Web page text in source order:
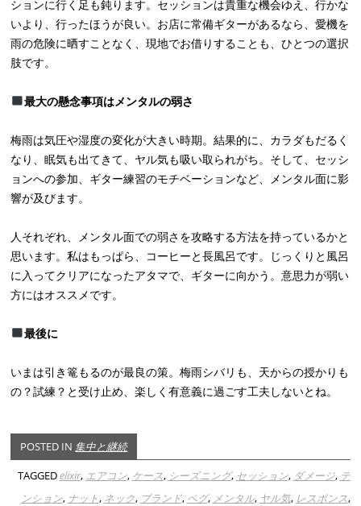
ションに行く足も鈍ります。セッションは貴重な機会ゆえ、行かな
いより、行ったほうが良い。お店に常備ギターがあるなら、愛機を
雨の危険に晒すことなく、現地でお借りすることも、ひとつの選択
肢です。
最大の懸念事項はメンタルの弱さ
梅雨は気圧や湿度の変化が大きい時期。結果的に、カラダもだるく
なり、眠気も出てきて、ヤル気も吸い取られがち。そして、セッシ
ョンへの参加、ギター練習のモチベーションなど、メンタル面に影
響が及びます。
人それぞれ、メンタル面での弱さを攻略する方法を持っているかと
思います。私はもっぱら、コーヒーと長風呂です。じっくりと風呂
に入ってクリアになったアタマで、ギターに向かう。意思力が弱い
方にはオススメです。
最後に
いまは引き篭もるのが最良の策。梅雨シバリも、天からの授かりも
の？試練？と受け止め、楽しく有意義に過ごす工夫しないとね。
POSTED IN 集中と継続
TAGGEDelixir, エアコン, ケース, シーズニング, セッション, ダメージ, テ
ンション, ナット, ネック, ブランド, ペグ, メンタル, ヤル気, レスポンス,